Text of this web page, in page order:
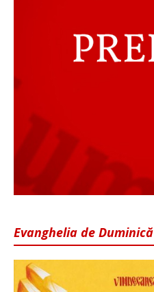
Evanghelia de Duminică